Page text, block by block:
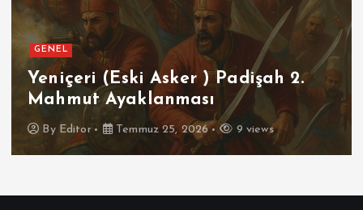
GENEL SPOR
Futbolun Zirvesinde Yeniden
İspanya
By Editor Temmuz 16, 2026 9 views